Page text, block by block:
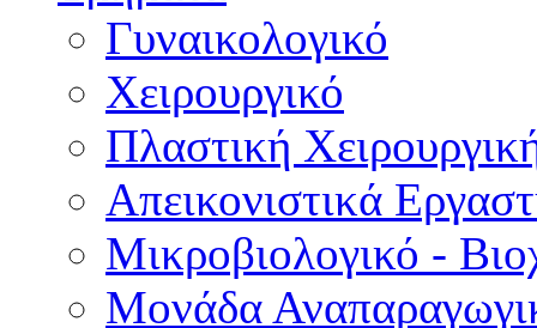
Γυναικολογικό
Χειρουργικό
Πλαστική
Απεικονιστικά
Μικροβιολογικό -
Μονάδα